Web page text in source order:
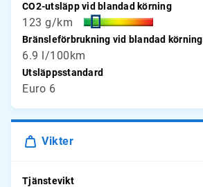
CO2-utsläpp vid blandad körning
123 g/km
Bränsleförbrukning vid blandad körning
6.9 l/100km
Utsläppsstandard
Euro 6
Vikter
Tjänstevikt